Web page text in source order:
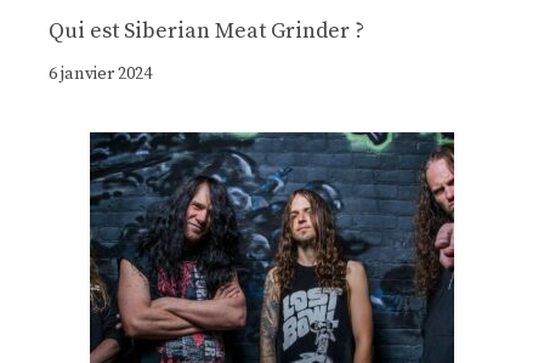
Qui est Siberian Meat Grinder ?
6 janvier 2024